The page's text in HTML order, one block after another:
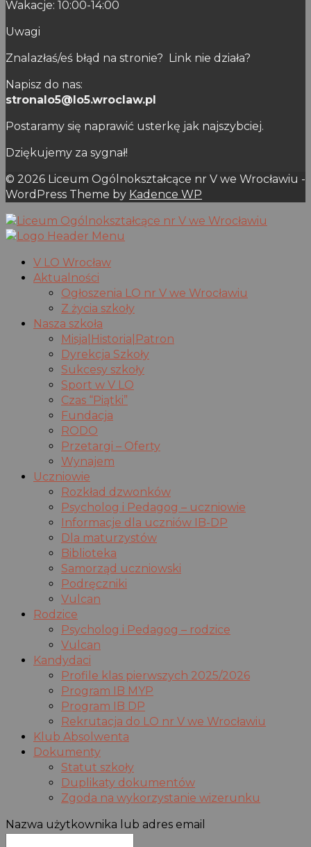
Wakacje: 10:00-14:00
Uwagi
Znalazłaś/eś błąd na stronie? Link nie działa?
Napisz do nas:
stronalo5@lo5.wroclaw.pl
Postaramy się naprawić usterkę jak najszybciej.
Dziękujemy za sygnał!
© 2026 Liceum Ogólnokształcące nr V we Wrocławiu -
WordPress Theme by Kadence WP
V LO Wrocław
Aktualności
Ogłoszenia LO nr V we Wrocławiu
Z życia szkoły
Nasza szkoła
Misja|Historia|Patron
Dyrekcja Szkoły
Sukcesy szkoły
Sport w V LO
Czas “Piątki”
Fundacja
RODO
Przetargi – Oferty
Wynajem
Uczniowie
Rozkład dzwonków
Psycholog i Pedagog – uczniowie
Informacje dla uczniów IB-DP
Dla maturzystów
Biblioteka
Samorząd uczniowski
Podręczniki
Vulcan
Rodzice
Psycholog i Pedagog – rodzice
Vulcan
Kandydaci
Profile klas pierwszych 2025/2026
Program IB MYP
Program IB DP
Rekrutacja do LO nr V we Wrocławiu
Klub Absolwenta
Dokumenty
Statut szkoły
Duplikaty dokumentów
Zgoda na wykorzystanie wizerunku
Nazwa użytkownika lub adres email